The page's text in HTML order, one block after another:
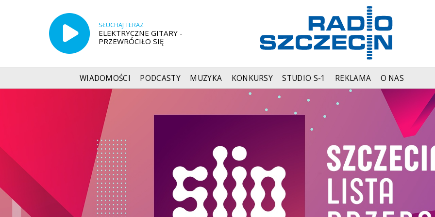
SŁUCHAJ TERAZ
ELEKTRYCZNE GITARY -
PRZEWRÓCIŁO SIĘ
WIADOMOŚCI PODCASTY MUZYKA KONKURSY STUDIO S-1 REKLAMA O NAS